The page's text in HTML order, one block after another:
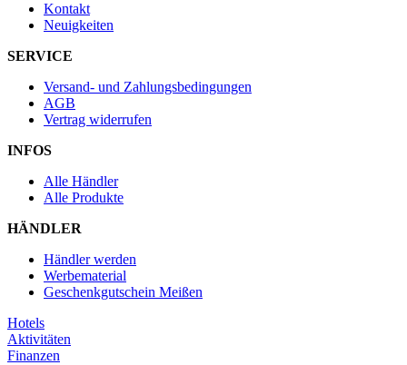
Kontakt
Neuigkeiten
SERVICE
Versand- und Zahlungsbedingungen
AGB
Vertrag widerrufen
INFOS
Alle Händler
Alle Produkte
HÄNDLER
Händler werden
Werbematerial
Geschenkgutschein Meißen
Hotels
Aktivitäten
Finanzen